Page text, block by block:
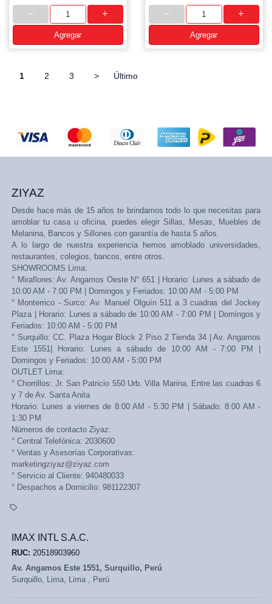
Agregar Agregar
1 2 3 > Último
ZIYAZ
Desde hace más de 15 años te brindamos todo lo que necesitas para
amoblar tu casa u oficina, puedes elegir Sillas, Mesas, Muebles de
Melanina, Bancos y Sillones con garantía de hasta 5 años.
A lo largo de nuestra experiencia hemos amoblado universidades,
restaurantes, colegios, bancos, entre otros.
SHOWROOMS Lima:
° Miraflores: Av. Angamos Oeste N° 651 | Horario: Lunes a sábado de
10:00 AM - 7:00 PM | Domingos y Feriados: 10:00 AM - 5:00 PM
° Monterrico - Surco: Av. Manuel Olguín 511 a 3 cuadras del Jockey
Plaza | Horario: Lunes a sábado de 10:00 AM - 7:00 PM | Domingos y
Feriados: 10:00 AM - 5:00 PM
° Surquillo: CC. Plaza Hogar Block 2 Piso 2 Tienda 34 | Av. Angamos
Este 1551| Horario: Lunes a sábado de 10:00 AM - 7:00 PM |
Domingos y Feriados: 10:00 AM - 5:00 PM
OUTLET Lima:
° Chorrillos: Jr. San Patricio 550 Urb. Villa Marina. Entre las cuadras 6
y 7 de Av. Santa Anita
Horario: Lunes a viernes de 8:00 AM - 5:30 PM | Sábado: 8:00 AM -
1:30 PM
Números de contacto Ziyaz:
° Central Telefónica: 2030600
° Ventas y Asesorías Corporativas:
marketingziyaz@ziyaz.com
° Servicio al Cliente: 940480033
° Despachos a Domicilio: 981122307
IMAX INTL S.A.C.
RUC: 20518903960
Av. Angamos Este 1551, Surquillo, Perú
Surquillo, Lima, Lima , Perú